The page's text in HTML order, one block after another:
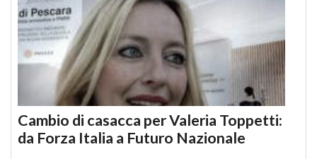
Cambio di casacca per Valeria Toppetti:
da Forza Italia a Futuro Nazionale